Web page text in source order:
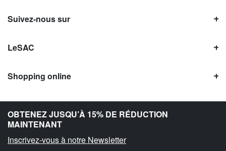
OBTENEZ JUSQU’À 15% DE RÉDUCTION
MAINTENANT
Inscrivez-vous à notre Newsletter
Suivez-nous sur
LeSAC
Shopping online
Avis LeSAC
Copyright © Le SAC s.r.l. | PI 10954380159 |